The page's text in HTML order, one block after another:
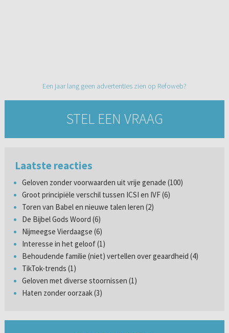
Een jaar lang geen advertenties zien op Refoweb?
STEL EEN VRAAG
Laatste reacties
Geloven zonder voorwaarden uit vrije genade (100)
Groot principiële verschil tussen ICSI en IVF (6)
Toren van Babel en nieuwe talen leren (2)
De Bijbel Gods Woord (6)
Nijmeegse Vierdaagse (6)
Interesse in het geloof (1)
Behoudende familie (niet) vertellen over geaardheid (4)
TikTok-trends (1)
Geloven met diverse stoornissen (1)
Haten zonder oorzaak (3)